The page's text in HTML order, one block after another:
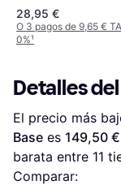
28,95 €
O 3 pagos de 9,65 €
0%¹
Detalles
El precio más
Base es 149,50 €
barata entre 11
Comparar: